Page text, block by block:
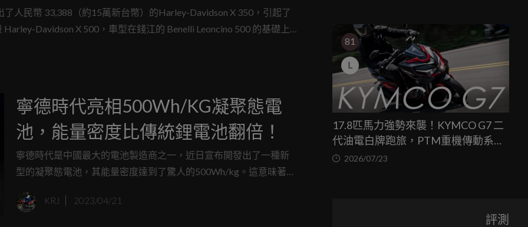
人民幣 33,388（約15萬新台幣）的Harley-Davidson X 350，引起了
Davidson X 500，車型在錢江的 Benelli Leoncino 500 的基礎上
寧德時代亮相500Wh/KG凝聚態電
池，能量密度比傳統鋰電池翻倍！
寧德時代是中國最大的電池製造商之一，近日宣布開發出了一種新
型的凝聚態電池，其能量密度達到了驚人的500Wh/kg。這意味著這
的續航里程和性能。凝聚態電池是一種利用固態電解質代替液態電
KRJ 2023/04/21
81
L
17.8匹馬力強勢來襲！KYMCO G7 二
代油電白牌跑旅，PTM重機傳動系統
與8公斤減重的操控饗宴
2026/07/23
評測